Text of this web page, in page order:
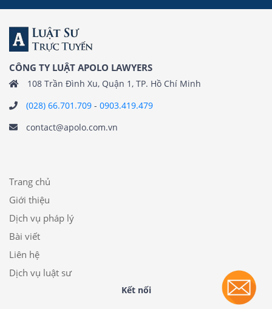
CÔNG TY LUẬT APOLO LAWYERS
108 Trần Đình Xu, Quận 1, TP. Hồ Chí Minh
(028) 66.701.709 - 0903.419.479
contact@apolo.com.vn
Trang chủ
Giới thiệu
Dịch vụ pháp lý
Bài viết
Liên hệ
Dịch vụ luật sư
Kết nối